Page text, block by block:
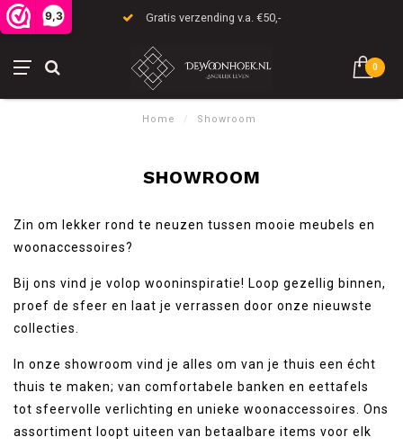
9,3 Gratis verzending v.a. €50,-
0
Home / Showroom
SHOWROOM
Zin om lekker rond te neuzen tussen mooie meubels en
woonaccessoires?
Bij ons vind je volop wooninspiratie! Loop gezellig binnen,
proef de sfeer en laat je verrassen door onze nieuwste
collecties.
In onze showroom vind je alles om van je thuis een écht
thuis te maken; van comfortabele banken en eettafels
tot sfeervolle verlichting en unieke woonaccessoires. Ons
assortiment loopt uiteen van betaalbare items voor elk